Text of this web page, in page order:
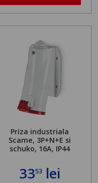
Priza industriala
Scame, 3P+N+E si
schuko, 16A, IP44
3353 lei